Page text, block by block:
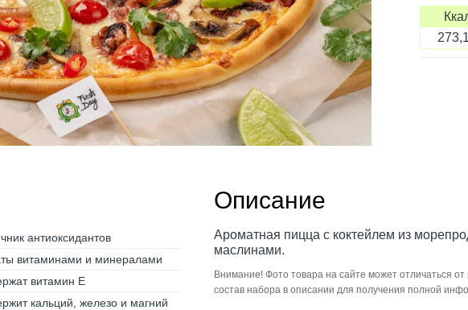
антиоксидантов
витаминами и минералами
витамин Е
кальций, железо и магний
Описание
Ароматная пицца с коктейлем из
маслинами.
Внимание! Фото товара на сайте может отличаться
состав набора в описании для получения полной